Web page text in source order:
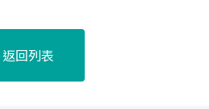
返回列表